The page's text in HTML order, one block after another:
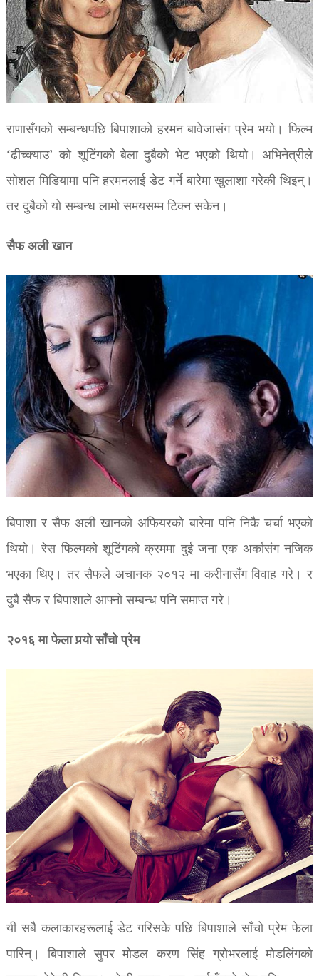
राणासँगको सम्बन्धपछि बिपाशाको हरमन बावेजासंग प्रेम भयो। फिल्म
‘ढीच्क्याउ’ को शूटिंगको बेला दुबैको भेट भएको थियो। अभिनेत्रीले
सोशल मिडियामा पनि हरमनलाई डेट गर्ने बारेमा खुलाशा गरेकी थिइन्।
तर दुबैको यो सम्बन्ध लामो समयसम्म टिक्न सकेन।
सैफ अली खान
बिपाशा र सैफ अली खानको अफियरको बारेमा पनि निकै चर्चा भएको
थियो। रेस फिल्मको शूटिंगको क्रममा दुई जना एक अर्कासंग नजिक
भएका थिए। तर सैफले अचानक २०१२ मा करीनासँग विवाह गरे। र
दुबै सैफ र बिपाशाले आफ्नो सम्बन्ध पनि समाप्त गरे।
२०१६ मा फेला पर्‍यो साँचो प्रेम
यी सबै कलाकारहरूलाई डेट गरिसके पछि बिपाशाले साँचो प्रेम फेला
पारिन्। बिपाशाले सुपर मोडल करण सिंह ग्रोभरलाई मोडलिंगको